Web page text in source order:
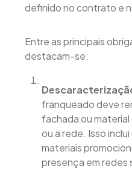
definido no contrato e
Entre as principais
destacam-se:
franqueado deve
fachada ou
ou a rede. Isso
materiais
presença em redes